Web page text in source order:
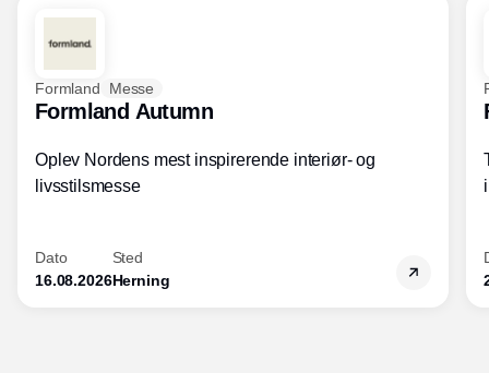
Formland Messe
Formland Autumn
Oplev Nordens mest inspirerende interiør- og
livsstilsmesse
Dato
16.08.2026
Sted
Herning